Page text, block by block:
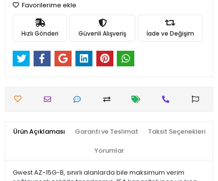
Favorilerime ekle
Hızlı Gönderi Güvenli Alışveriş İade ve Değişim
Ürün Açıklaması Garanti ve Teslimat Taksit Seçenekleri
Yorumlar
Gwest AZ-15G-B, sınırlı alanlarda bile maksimum verim